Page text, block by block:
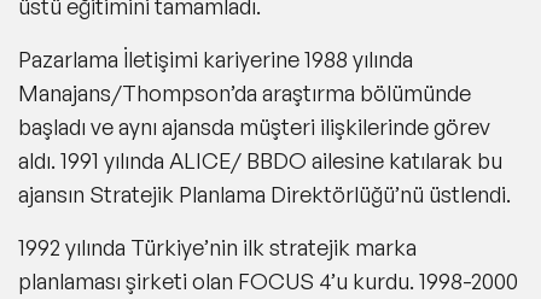
üstü eğitimini tamamladı.
Pazarlama İletişimi kariyerine 1988 yılında
Manajans/Thompson’da araştırma bölümünde
başladı ve aynı ajansda müşteri ilişkilerinde görev
aldı. 1991 yılında ALICE/ BBDO ailesine katılarak bu
ajansın Stratejik Planlama Direktörlüğü’nü üstlendi.
1992 yılında Türkiye’nin ilk stratejik marka
planlaması şirketi olan FOCUS 4’u kurdu. 1998-2000